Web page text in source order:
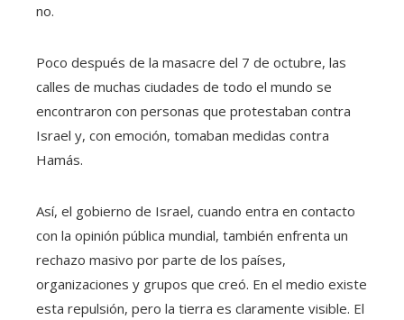
no.
Poco después de la masacre del 7 de octubre, las
calles de muchas ciudades de todo el mundo se
encontraron con personas que protestaban contra
Israel y, con emoción, tomaban medidas contra
Hamás.
Así, el gobierno de Israel, cuando entra en contacto
con la opinión pública mundial, también enfrenta un
rechazo masivo por parte de los países,
organizaciones y grupos que creó. En el medio existe
esta repulsión, pero la tierra es claramente visible. El